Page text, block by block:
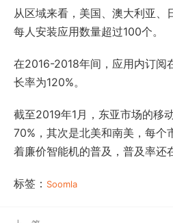
从区域来看，美国、澳大利亚、
每人安装应用数量超过100个。
在2016-2018年间，应用内订阅
长率为120%。
截至2019年1月，东亚市场的移
70%，其次是北美和南美，每个
着廉价智能机的普及，普及率还
标签： Soomla